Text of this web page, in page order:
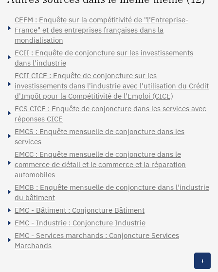
CEFM : Enquête sur la compétitivité de "l’Entreprise-
France" et des entreprises françaises dans la
mondialisation
ECII : Enquête de conjoncture sur les investissements
dans l'industrie
ECII CICE : Enquête de conjoncture sur les
investissements dans l'industrie avec l'utilisation du Crédit
d'Impôt pour la Compétitivité de l'Emploi (CICE)
ECS CICE : Enquête de conjoncture dans les services avec
réponses CICE
EMCS : Enquête mensuelle de conjoncture dans les
services
EMCC : Enquête mensuelle de conjoncture dans le
commerce de détail et le commerce et la réparation
automobiles
EMCB : Enquête mensuelle de conjoncture dans l'industrie
du bâtiment
EMC - Bâtiment : Conjoncture Bâtiment
EMC - Industrie : Conjoncture Industrie
EMC - Services marchands : Conjoncture Services
Marchands
+